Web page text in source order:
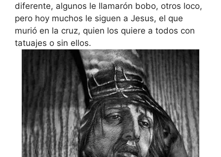
diferente, algunos le llamarón bobo, otros loco,
pero hoy muchos le siguen a Jesus, el que
murió en la cruz, quien los quiere a todos con
tatuajes o sin ellos.